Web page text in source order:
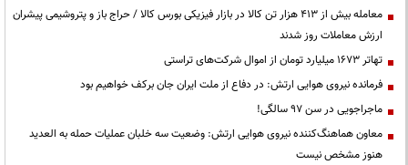
معامله بیش از ۴۱۳ هزار تن کالا در بازار فیزیکی بورس کالا / حراج باز و پتروشیمی پیشران
ارزش معاملات روز شدند
تهاتر ۱۶۷۳ میلیارد تومان از اموال شرکت‌های تراستی
فرمانده نیروی هوایی ارتش: در دفاع از ملت ایران جان برکف خواهیم بود
ماجراجویی در سن ۹۷ سالگی!
معاون هماهنگ‌کننده نیروی هوایی ارتش: وضعیت سه خلبان عملیات حمله به العدید
هنوز مشخص نیست